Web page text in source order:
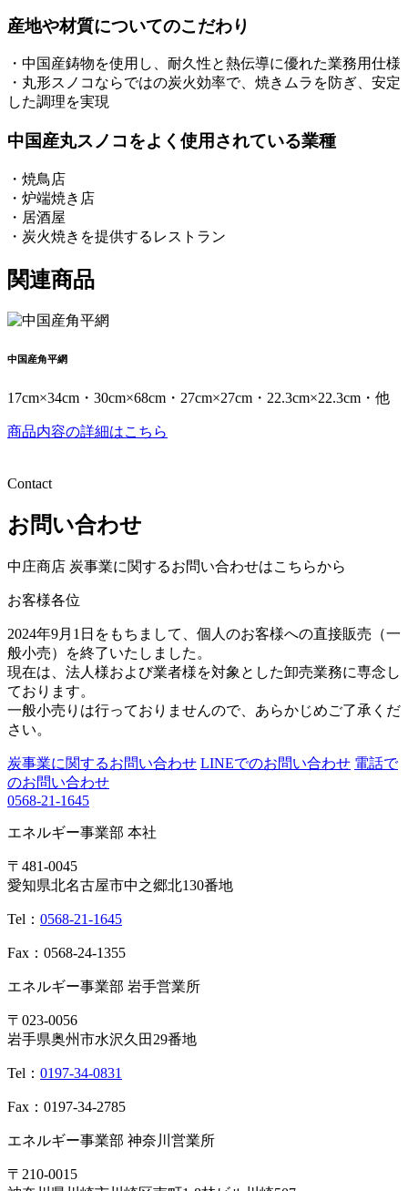
産地や材質についてのこだわり
・中国産鋳物を使用し、耐久性と熱伝導に優れた業務用仕様
・丸形スノコならではの炭火効率で、焼きムラを防ぎ、安定
した調理を実現
中国産丸スノコをよく使用されている業種
・焼鳥店
・炉端焼き店
・居酒屋
・炭火焼きを提供するレストラン
関連商品
中国産角平網
17cm×34cm・30cm×68cm・27cm×27cm・22.3cm×22.3cm・他
商品内容の詳細はこちら
Contact
お問い合わせ
中庄商店 炭事業に関するお問い合わせはこちらから
お客様各位
2024年9月1日をもちまして、個人のお客様への直接販売（一
般小売）を終了いたしました。
現在は、法人様および業者様を対象とした卸売業務に専念し
ております。
一般小売りは行っておりませんので、あらかじめご了承くだ
さい。
炭事業に関するお問い合わせ LINEでのお問い合わせ 電話で
のお問い合わせ
0568-21-1645
エネルギー事業部 本社
〒481-0045
愛知県北名古屋市中之郷北130番地
Tel： 0568-21-1645
Fax：0568-24-1355
エネルギー事業部 岩手営業所
〒023-0056
岩手県奥州市水沢久田29番地
Tel： 0197-34-0831
Fax：0197-34-2785
エネルギー事業部 神奈川営業所
〒210-0015